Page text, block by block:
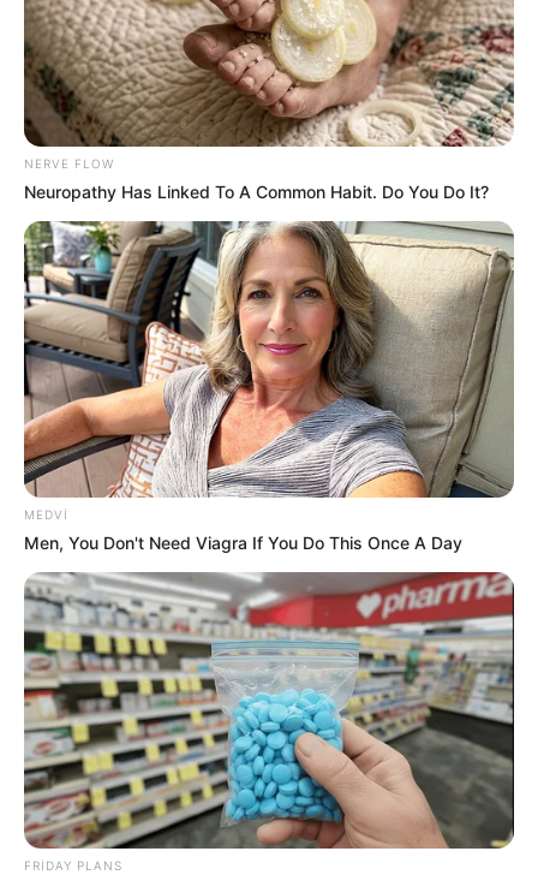
22:32 / 06 Avqust 2026 CƏMİYYƏT
Pensiya alanlarınNƏZƏRİNƏ!
44 0
NERVE FLOW
Neuropathy Has Linked To A Common Habit. Do You Do It?
MEDVI
Men, You Don't Need Viagra If You Do This Once A Day
FRIDAY PLANS